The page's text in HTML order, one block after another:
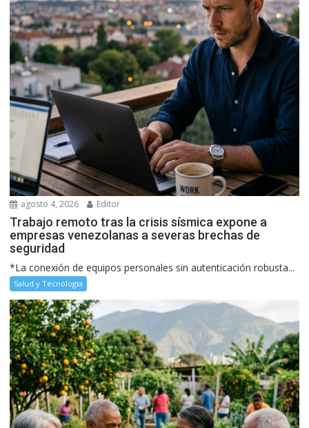
agosto 4, 2026 Editor
Trabajo remoto tras la crisis sísmica expone a
empresas venezolanas a severas brechas de
seguridad
*La conexión de equipos personales sin autenticación robusta...
Salud y Tecnología